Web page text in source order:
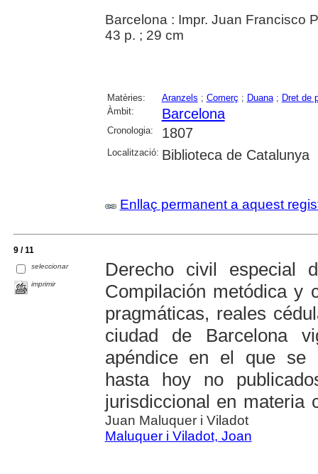
Barcelona : Impr. Juan Francisco
43 p. ; 29 cm
Matèries: Aranzels ; Comerç ; Duana; Dret de
Àmbit:
Barcelona
Cronologia: 1807
Localització: Biblioteca de Catalunya
Enllaç permanent a aquest
9 / 11
seleccionar
imprimir
Derecho civil especial
Compilación metódica y
pragmáticas, reales
ciudad de Barcelona
apéndice en el que se
hasta hoy no
jurisdiccional en materia
Juan Maluquer i Viladot
Maluquer i Viladot, Joan